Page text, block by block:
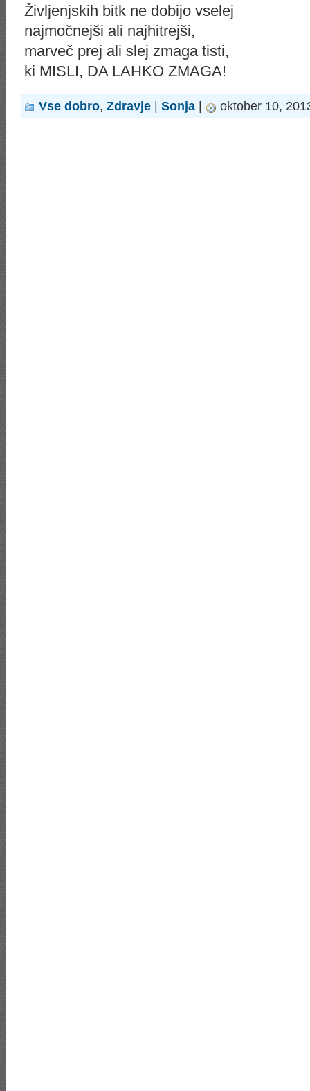
Življenjskih bitk ne dobijo vselej
najmočnejši ali najhitrejši,
marveč prej ali slej zmaga tisti,
ki MISLI, DA LAHKO ZMAGA!
Vse dobro, Zdravje Sonja oktober 10,